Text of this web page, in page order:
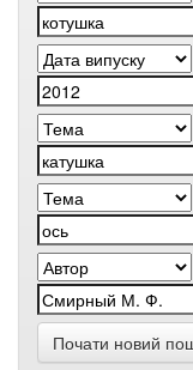
Почати новий